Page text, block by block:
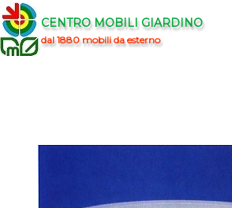
CENTRO MOBILI GIARDINO
dal 1880 mobili da esterno
Marchi